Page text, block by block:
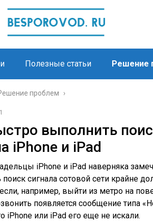
Полезные статьи Решение
проблем ›
выполнить
iPhone и iPad
iPhone и iPad наверняка
сигнала сотовой сети крайне
например, выйти из метро на
появляется сообщение типа
iPhone или iPad его еще не искали.